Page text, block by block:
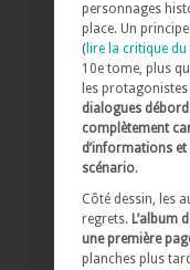
personnages
place. Un
( lire la critique
10e tome, plus
les
dialogues
complètement
d’informations
scénario.
Côté dessin, les
regrets. L’album
une première
planches plus